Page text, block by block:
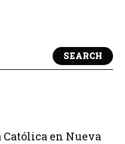
SEARCH
en Nueva